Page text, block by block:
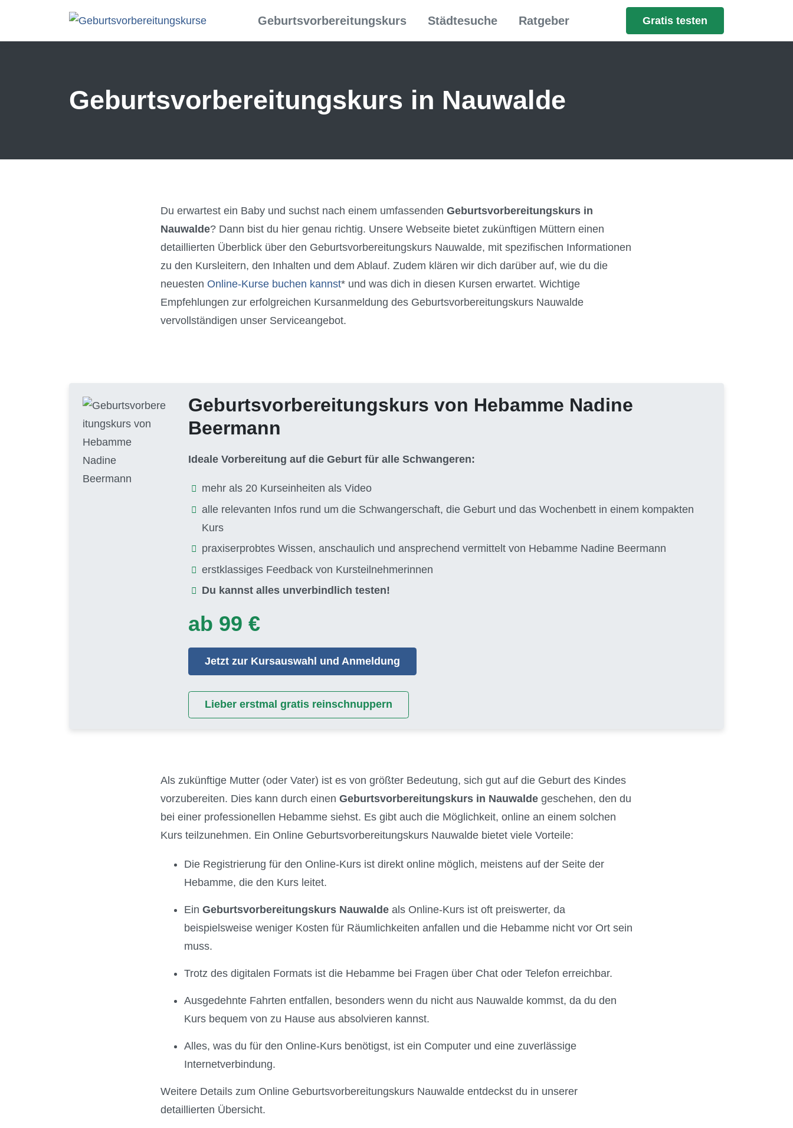
Geburtsvorbereitungskurs Städtesuche Ratgeber Gratis testen
Geburtsvorbereitungs­kurs in Nauwalde
Du erwartest ein Baby und suchst nach einem umfassenden Geburtsvorbereitungskurs in
Nauwalde? Dann bist du hier genau richtig. Unsere Webseite bietet zukünftigen Müttern einen
detaillierten Überblick über den Geburtsvorbereitungskurs Nauwalde, mit spezifischen Informationen
zu den Kursleitern, den Inhalten und dem Ablauf. Zudem klären wir dich darüber auf, wie du die
neuesten Online-Kurse buchen kannst* und was dich in diesen Kursen erwartet. Wichtige
Empfehlungen zur erfolgreichen Kursanmeldung des Geburtsvorbereitungskurs Nauwalde
vervollständigen unser Serviceangebot.
Geburtsvorbereitungskurs von Hebamme Nadine
Beermann
Ideale Vorbereitung auf die Geburt für alle Schwangeren:
mehr als 20 Kurseinheiten als Video
alle relevanten Infos rund um die Schwangerschaft, die Geburt und das Wochenbett in einem kompakten
Kurs
praxiserprobtes Wissen, anschaulich und ansprechend vermittelt von Hebamme Nadine Beermann
erstklassiges Feedback von Kursteilnehmerinnen
Du kannst alles unverbindlich testen!
ab 99 €
Jetzt zur Kursauswahl und Anmeldung
Lieber erstmal gratis reinschnuppern
Als zukünftige Mutter (oder Vater) ist es von größter Bedeutung, sich gut auf die Geburt des Kindes
vorzubereiten. Dies kann durch einen Geburtsvorbereitungskurs in Nauwalde geschehen, den du
bei einer professionellen Hebamme siehst. Es gibt auch die Möglichkeit, online an einem solchen
Kurs teilzunehmen. Ein Online Geburtsvorbereitungskurs Nauwalde bietet viele Vorteile:
Die Registrierung für den Online-Kurs ist direkt online möglich, meistens auf der Seite der
Hebamme, die den Kurs leitet.
Ein Geburtsvorbereitungskurs Nauwalde als Online-Kurs ist oft preiswerter, da
beispielsweise weniger Kosten für Räumlichkeiten anfallen und die Hebamme nicht vor Ort sein
muss.
Trotz des digitalen Formats ist die Hebamme bei Fragen über Chat oder Telefon erreichbar.
Ausgedehnte Fahrten entfallen, besonders wenn du nicht aus Nauwalde kommst, da du den
Kurs bequem von zu Hause aus absolvieren kannst.
Alles, was du für den Online-Kurs benötigst, ist ein Computer und eine zuverlässige
Internetverbindung.
Weitere Details zum Online Geburtsvorbereitungskurs Nauwalde entdeckst du in unserer
detaillierten Übersicht.